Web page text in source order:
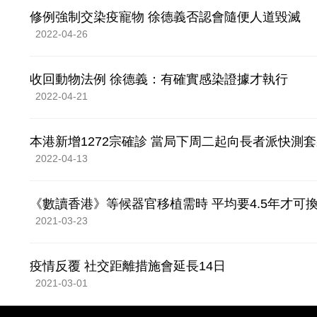
修例強制交染疫寵物 徐德義否認會隨便人道毀滅
2022-04-26
收回動物法例 徐德義：有確實感染證據才執行
2022-04-21
本港新增1272宗確診 當局下周二起向長者派快測
2022-04-13
《數讀香港》等候器官移植需時 平均要4.5年才可
2021-03-23
疫情反覆 社交距離措施會延長14日
2021-03-01